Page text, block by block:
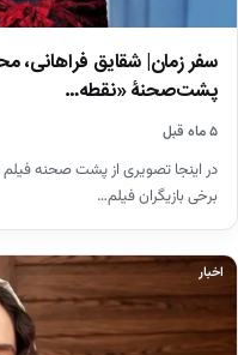
سفر زمان| شقایق فراهانی،
پشت‌صحنۀ «نقطه…
۵ ماه قبل
برخی بازیگران فیلم…
اخبار